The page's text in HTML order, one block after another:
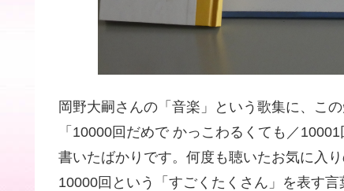
岡野大嗣さんの「音楽」という歌集に、こ
「10000回だめで かっこわるくても／
書いたばかりです。何度も聴いたお気に入
10000回という「すごくたくさん」を表す